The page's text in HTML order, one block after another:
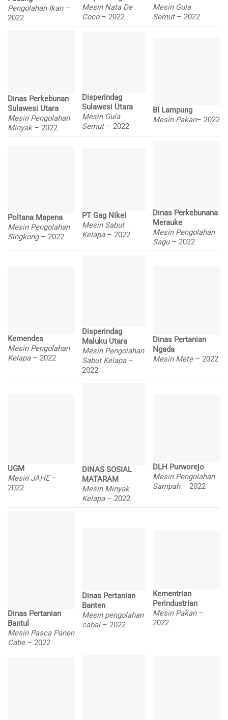
Pengolahan Ikan –
2022
Mesin Nata De
Coco– 2022
Mesin Gula
Semut– 2022
Dinas Perkebunan
Sulawesi Utara
Mesin Pengolahan
Minyak– 2022
Disperindag
Sulawesi Utara
Mesin Gula
Semut– 2022
BI Lampung
Mesin Pakan– 2022
Poltana Mapena
Mesin Pengolahan
Singkong – 2022
PT Gag Nikel
Mesin Sabut
Kelapa – 2022
Dinas Perkebunana
Merauke
Mesin Pengolahan
Sagu – 2022
Kemendes
Mesin Pengolahan
Kelapa – 2022
Disperindag
Maluku Utara
Mesin Pengolahan
Sabut Kelapa –
2022
Dinas Pertanian
Ngada
Mesin Mete – 2022
UGM
Mesin JAHE–
2022
DINAS SOSIAL
MATARAM
Mesin Minyak
Kelapa – 2022
DLH Purworejo
Mesin Pengolahan
Sampah – 2022
Dinas Pertanian
Bantul
Mesin Pasca Panen
Cabe – 2022
Dinas Pertanian
Banten
Mesin pengolahan
cabai – 2022
Kementrian
Perindustrian
Mesin Pakan –
2022